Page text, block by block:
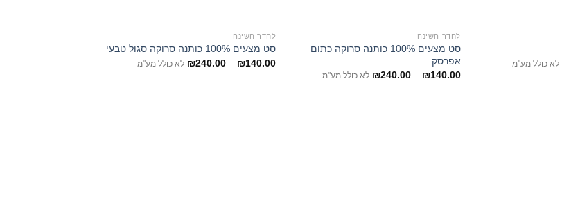
לא כולל מע"מ
לחדר השינה
סט מצעים 100% כותנה סרוקה כתום
אפרסק
₪140.00
–
₪240.00 לא כולל מע"מ
לחדר השינה
סט מצעים 100% כותנה סרוקה סגול טבעי
₪140.00
–
₪240.00 לא כולל מע"מ